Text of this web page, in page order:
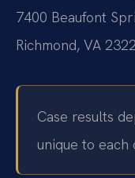
7400 Beaufont
Richmond, VA
Case results
unique to each